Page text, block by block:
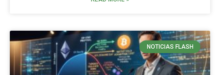
NOTICIAS FLASH